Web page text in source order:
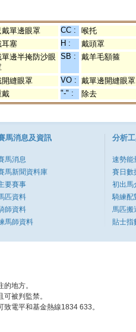
戴單邊眼罩 CC :
喉托
耳塞 H :
戴頭罩
單邊半掩防沙眼 SB : 戴羊毛額箍
開縫眼罩 VO : 戴單邊開縫眼罩
戴 "-" : 除去
馬消息及資訊
馬消息
馬新聞資料庫
要賽事
匹資料
師資料
馬師資料
分析
速勢能
賽日數
初出馬
騎練配
馬匹搬
貼士指
地方。
被判監禁。
電平和基金熱線1834 633。